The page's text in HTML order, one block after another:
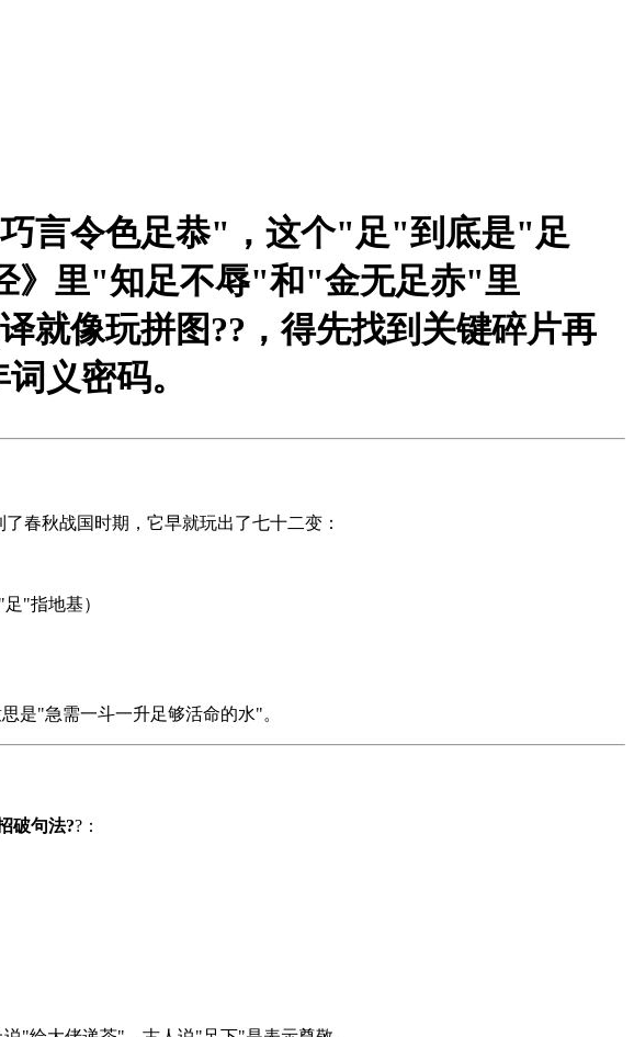
言令色足恭"，这个"足"到底是"足
》里"知足不辱"和"金无足赤"里
就像玩拼图??，得先找到关键碎片再
义密码。
春秋战国时期，它早就玩出了七十二变：
"指地基）
是"急需一斗一升足够活命的水"。
破句法??：